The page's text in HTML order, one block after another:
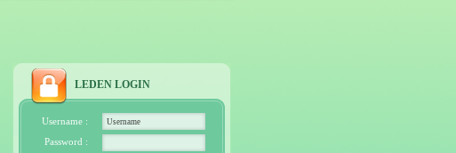
LEDEN LOGIN
Username :
Password :